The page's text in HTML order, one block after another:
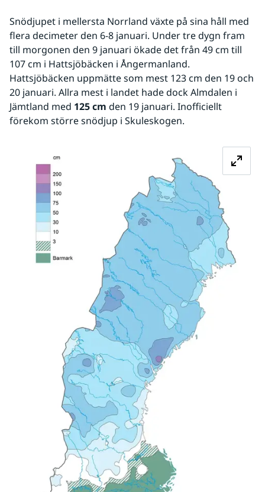
Snödjupet i mellersta Norrland växte på sina håll med
flera decimeter den 6-8 januari. Under tre dygn fram
till morgonen den 9 januari ökade det från 49 cm till
107 cm i Hattsjöbäcken i Ångermanland.
Hattsjöbäcken uppmätte som mest 123 cm den 19 och
20 januari. Allra mest i landet hade dock Almdalen i
Jämtland med 125 cm den 19 januari. Inofficiellt
förekom större snödjup i Skuleskogen.